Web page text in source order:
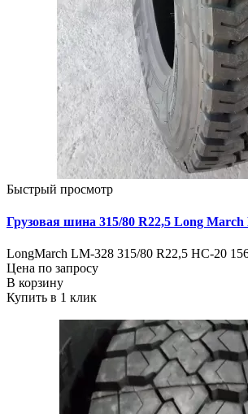
Быстрый просмотр
Грузовая шина 315/80 R22,5 Long March
LongMarch LM-328 315/80 R22,5 НС-20
Цена по запросу
В корзину
Купить в 1 клик